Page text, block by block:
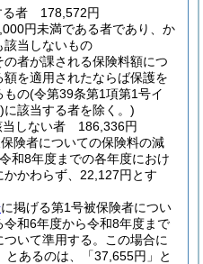
る者 178,572円
円未満である者であり、か
該当しないもの
者が課される保険料額につ
を適用されたならば保護を
もの(令第39条第1項第1号イ
に該当する者を除く。)
当しない者 186,336円
険者についての保険料の減
和8年度までの各年度におけ
かかわらず、22,127円とす
に掲げる第1号被保険者につい
和6年度から令和8年度まで
いて準用する。
この場合に
とあるのは、「37,655円」と